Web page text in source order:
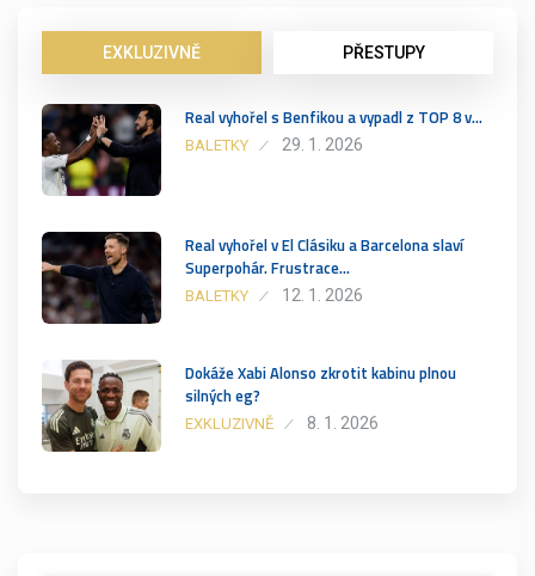
EXKLUZIVNĚ PŘESTUPY
Real vyhořel s Benfikou a vypadl z TOP 8 v…
BALETKY 29. 1. 2026
Real vyhořel v El Clásiku a Barcelona slaví
Superpohár. Frustrace…
BALETKY 12. 1. 2026
Dokáže Xabi Alonso zkrotit kabinu plnou
silných eg?
EXKLUZIVNĚ 8. 1. 2026